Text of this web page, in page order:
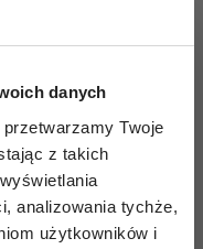
danych
przetwarzamy Twoje
z takich
analizowania tychże,
użytkowników i